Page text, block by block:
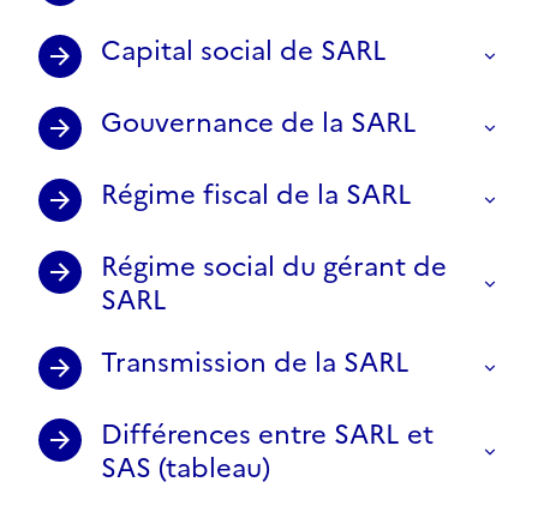
Capital social de SARL
Gouvernance de la SARL
Régime fiscal de la SARL
Régime social du gérant de
SARL
Transmission de la SARL
Différences entre SARL et
SAS (tableau)